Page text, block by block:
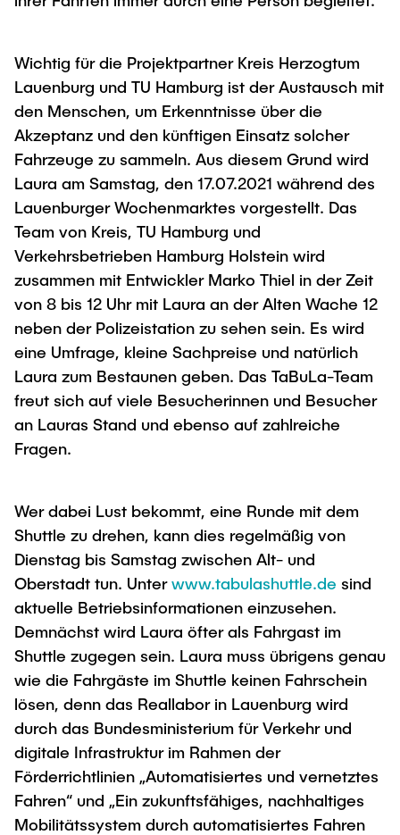
Wichtig für die Projektpartner Kreis Herzogtum
Lauenburg und TU Hamburg ist der Austausch mit
den Menschen, um Erkenntnisse über die
Akzeptanz und den künftigen Einsatz solcher
Fahrzeuge zu sammeln. Aus diesem Grund wird
Laura am Samstag, den 17.07.2021 während des
Lauenburger Wochenmarktes vorgestellt. Das
Team von Kreis, TU Hamburg und
Verkehrsbetrieben Hamburg Holstein wird
zusammen mit Entwickler Marko Thiel in der Zeit
von 8 bis 12 Uhr mit Laura an der Alten Wache 12
neben der Polizeistation zu sehen sein. Es wird
eine Umfrage, kleine Sachpreise und natürlich
Laura zum Bestaunen geben. Das TaBuLa-Team
freut sich auf viele Besucherinnen und Besucher
an Lauras Stand und ebenso auf zahlreiche
Fragen.
Wer dabei Lust bekommt, eine Runde mit dem
Shuttle zu drehen, kann dies regelmäßig von
Dienstag bis Samstag zwischen Alt- und
Oberstadt tun. Unterwww.tabulashuttle.de sind
aktuelle Betriebsinformationen einzusehen.
Demnächst wird Laura öfter als Fahrgast im
Shuttle zugegen sein. Laura muss übrigens genau
wie die Fahrgäste im Shuttle keinen Fahrschein
lösen, denn das Reallabor in Lauenburg wird
durch das Bundesministerium für Verkehr und
digitale Infrastruktur im Rahmen der
Förderrichtlinien „Automatisiertes und vernetztes
Fahren“ und „Ein zukunftsfähiges, nachhaltiges
Mobilitätssystem durch automatisiertes Fahren